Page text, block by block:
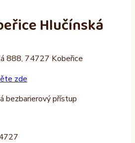
Hlučínská
888, 74727 Kobeřice
zde
bezbarierový přístup